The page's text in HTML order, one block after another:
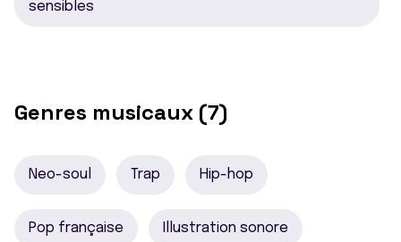
sensibles
Genres musicaux (7)
Neo-soul Trap Hip-hop
Pop française Illustration sonore